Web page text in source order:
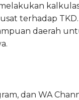
terhadap
daerah
dan WA